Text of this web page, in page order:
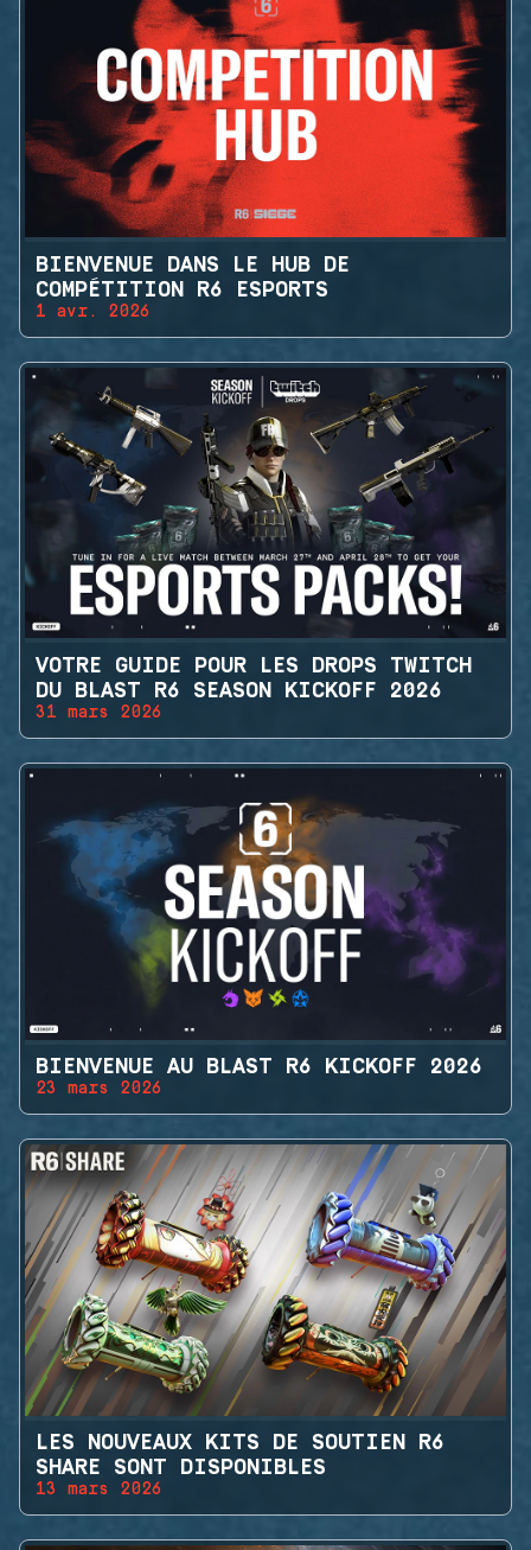
BIENVENUE DANS LE HUB DE
COMPÉTITION R6 ESPORTS
1 avr. 2026
VOTRE GUIDE POUR LES DROPS TWITCH
DU BLAST R6 SEASON KICKOFF 2026
31 mars 2026
BIENVENUE AU BLAST R6 KICKOFF 2026
23 mars 2026
LES NOUVEAUX KITS DE SOUTIEN R6
SHARE SONT DISPONIBLES
13 mars 2026